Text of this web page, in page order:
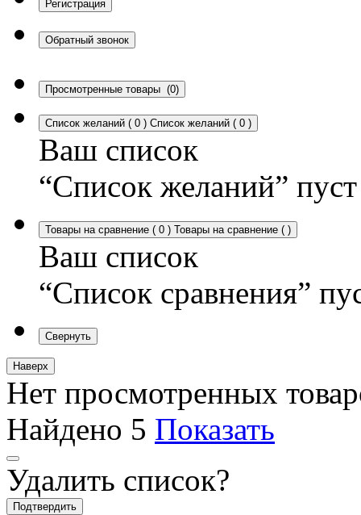
Регистрация
Обратный звонок
Просмотренные товары (0)
Список желаний ( 0 ) Список желаний ( 0 )
Ваш список
“Список желаний” пуст
Товары на сравнение ( 0 ) Товары на сравнение ( )
Ваш список
“Список сравнения”
Свернуть
Наверх
Нет просмотренных
Найдено 5 Показать
Удалить список?
Подтвердить